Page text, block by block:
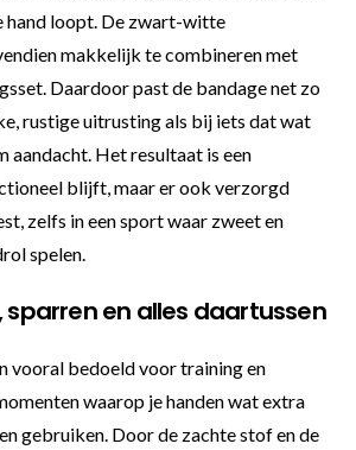
hand loopt. De zwart-witte
makkelijk te combineren met
Daardoor past de bandage net zo
rustige uitrusting als bij iets dat wat
aandacht. Het resultaat is een
blijft, maar er ook verzorgd
zelfs in een sport waar zweet en
spelen.
sparren en alles daartussen
vooral bedoeld voor training en
waarop je handen wat extra
gebruiken. Door de zachte stof en de